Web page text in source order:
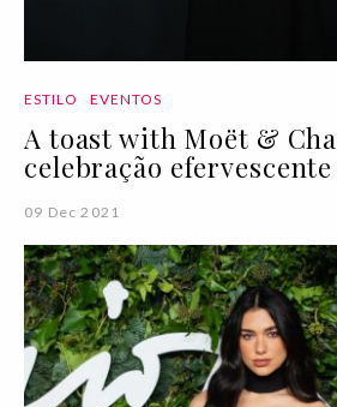
ESTILO EVENTOS
A toast with Moët &
celebração
09 Dec 2021